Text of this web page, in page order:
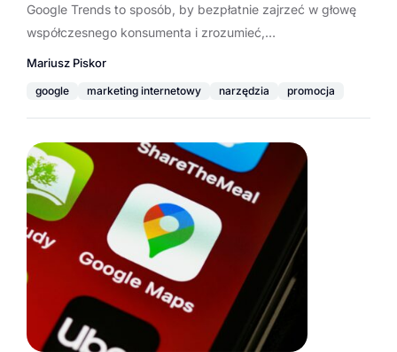
Google Trends to sposób, by bezpłatnie zajrzeć w głowę
współczesnego konsumenta i zrozumieć,…
Mariusz Piskor
google marketing internetowy narzędzia promocja